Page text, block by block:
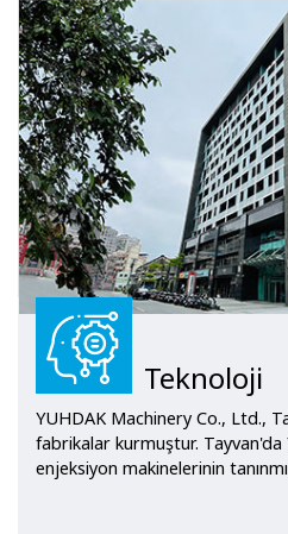
Teknoloji
YUHDAK Machinery Co., Ltd.,
fabrikalar kurmuştur. Tayvan'da
enjeksiyon makinelerinin